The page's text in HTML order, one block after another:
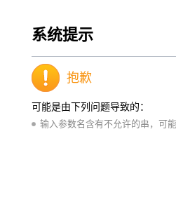
系统提示
抱歉
可能是由下列问题导致的：
输入参数名含有不允许的串，可